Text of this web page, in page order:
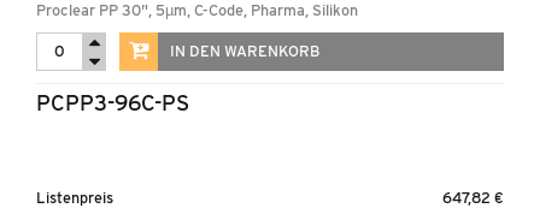
Proclear PP 30", 5µm, C-Code, Pharma, Silikon
IN DEN WARENKORB
PCPP3-96C-PS
Listenpreis
647,82 €